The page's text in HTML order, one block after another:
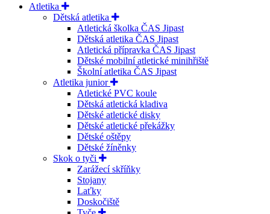
Atletika
Dětská atletika
Atletická školka ČAS Jipast
Dětská atletika ČAS Jipast
Atletická přípravka ČAS Jipast
Dětské mobilní atletické minihřiště
Školní atletika ČAS Jipast
Atletika junior
Atletické PVC koule
Dětská atletická kladiva
Dětské atletické disky
Dětské atletické překážky
Dětské oštěpy
Dětské žíněnky
Skok o tyči
Zarážecí skříňky
Stojany
Laťky
Doskočiště